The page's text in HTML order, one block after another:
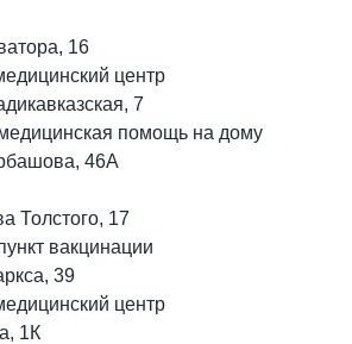
16
центр
7
помощь на дому
46А
Толстого, 17
вакцинации
39
центр
1К